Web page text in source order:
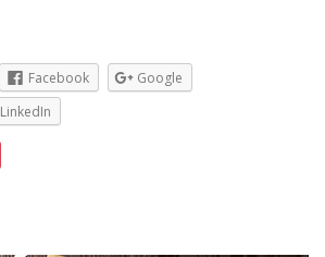
Facebook
Google
LinkedIn